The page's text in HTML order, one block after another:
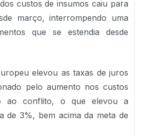
custos de insumos caiu para
março, interrompendo uma
que se estendia desde
elevou as taxas de juros
pelo aumento nos custos
ao conflito, o que elevou a
de 3%, bem acima da meta de